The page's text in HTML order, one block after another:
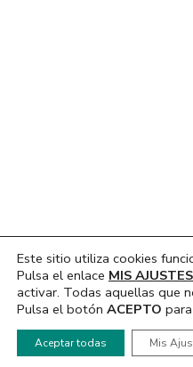
Este sitio utiliza cookies
Pulsa el enlace MIS AJUSTES
activar. Todas aquellas que
Pulsa el botón ACEPTO
Aceptar todas Mis
Hola, ¿En